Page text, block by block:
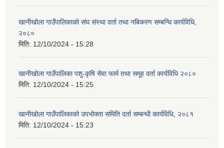
खानीखोला गाउँपालिकाको संघ संस्था दर्ता तथा नबिकरण सम्बन्धि कार्यविधि,
२०८०
मिति: 12/10/2024 - 15:28
खानीखोला गाउँपालिका पशु-कृषि सेवा फार्म तथा समूह दर्ता कार्यविधि २०८०
मिति: 12/10/2024 - 15:25
खानीखोला गाउँपालिकाको उपभोक्ता समिति दर्ता सम्बन्धी कार्यविधि, २०८१
मिति: 12/10/2024 - 15:23